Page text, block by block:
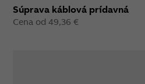
Súprava káblová prídavná
Cena od 49,36 €